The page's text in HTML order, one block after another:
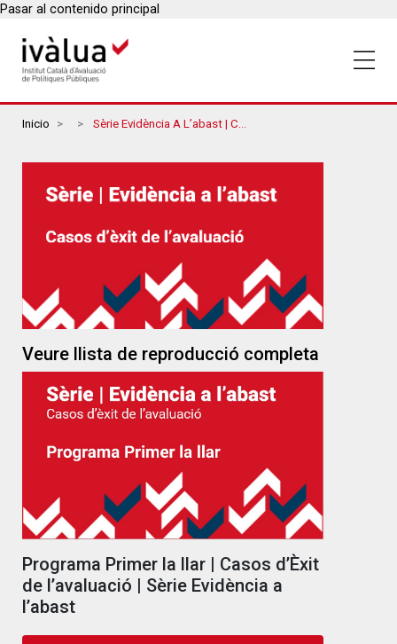
Pasar al contenido principal
Breadcrumbs
Inicio Sèrie Evidència A L’abast | Casos D’èxit De L’avaluació
Veure llista de reproducció completa
Programa Primer la llar | Casos d’Èxit
de l’avaluació | Sèrie Evidència a
l’abast